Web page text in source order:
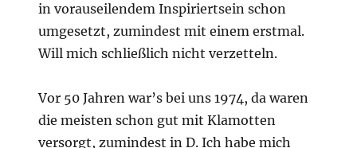
in vorauseilendem Inspiriertsein schon
umgesetzt, zumindest mit einem erstmal.
Will mich schließlich nicht verzetteln.
Vor 50 Jahren war’s bei uns 1974, da waren
die meisten schon gut mit Klamotten
versorgt, zumindest in D. Ich habe mich